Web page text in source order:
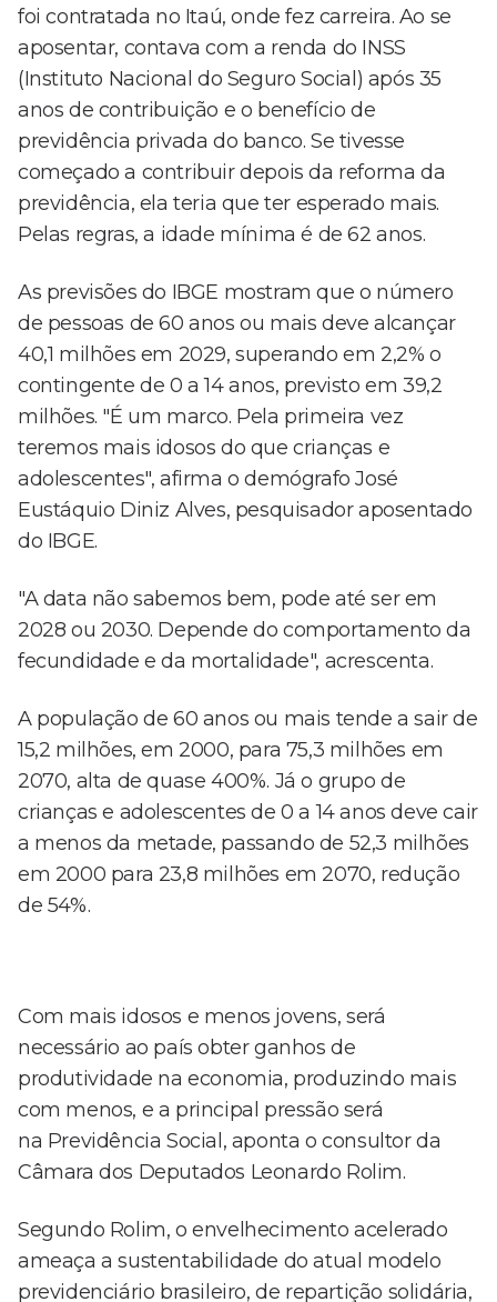
foi contratada no Itaú, onde fez carreira. Ao se
aposentar, contava com a renda do INSS
(Instituto Nacional do Seguro Social) após 35
anos de contribuição e o benefício de
previdência privada do banco. Se tivesse
começado a contribuir depois da reforma da
previdência, ela teria que ter esperado mais.
Pelas regras, a idade mínima é de 62 anos.
As previsões do IBGE mostram que o número
de pessoas de 60 anos ou mais deve alcançar
40,1 milhões em 2029, superando em 2,2% o
contingente de 0 a 14 anos, previsto em 39,2
milhões. "É um marco. Pela primeira vez
teremos mais idosos do que crianças e
adolescentes", afirma o demógrafo José
Eustáquio Diniz Alves, pesquisador aposentado
do IBGE.
"A data não sabemos bem, pode até ser em
2028 ou 2030. Depende do comportamento da
fecundidade e da mortalidade", acrescenta.
A população de 60 anos ou mais tende a sair de
15,2 milhões, em 2000, para 75,3 milhões em
2070, alta de quase 400%. Já o grupo de
crianças e adolescentes de 0 a 14 anos deve cair
a menos da metade, passando de 52,3 milhões
em 2000 para 23,8 milhões em 2070, redução
de 54%.
Com mais idosos e menos jovens, será
necessário ao país obter ganhos de
produtividade na economia, produzindo mais
com menos, e a principal pressão será
na Previdência Social, aponta o consultor da
Câmara dos Deputados Leonardo Rolim.
Segundo Rolim, o envelhecimento acelerado
ameaça a sustentabilidade do atual modelo
previdenciário brasileiro, de repartição solidária,